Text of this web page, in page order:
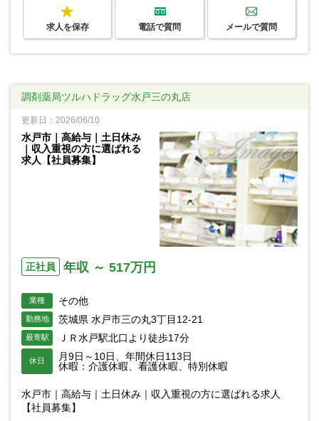
求人を保存 電話で質問 メールで質問
調剤薬局ツルハドラッグ水戸三の丸店
更新日：2026/06/10
水戸市｜高給与｜土日休み
｜収入重視の方に選ばれる
求人【社員募集】
正社員 年収 ～ 517万円
業種 その他
勤務地 茨城県 水戸市三の丸3丁目12-21
最寄駅 ＪＲ水戸駅北口より徒歩17分
休日
月9日～10日、年間休日113日
休暇：介護休暇、看護休暇、特別休暇
水戸市｜高給与｜土日休み｜収入重視の方に選ばれる求人
【社員募集】